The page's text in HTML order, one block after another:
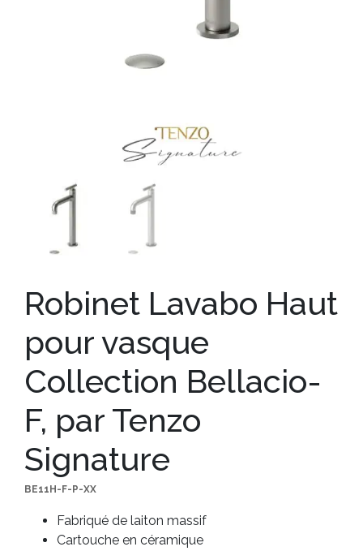
Robinet Lavabo Haut
pour vasque
Collection Bellacio-
F, par Tenzo
Signature
BE11H-F-P-XX
Fabriqué de laiton massif
Cartouche en céramique